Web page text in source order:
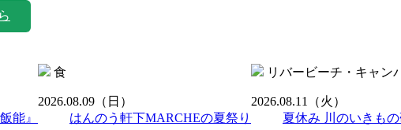
能』
食
2026.08.09 （日）
はんのう軒下MARCHEの夏祭り
リバービーチ・キャン
2026.08.11
（火）
夏休み 川のいきも